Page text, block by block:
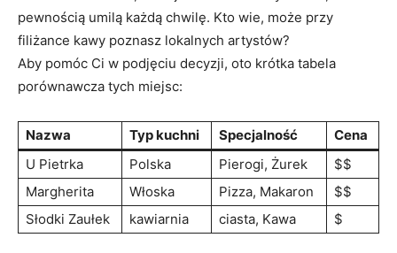
pewnością umilą każdą chwilę. Kto wie, może przy
filiżance kawy poznasz lokalnych artystów?
Aby pomóc Ci w podjęciu decyzji, oto krótka tabela
porównawcza tych miejsc:
Nazwa Typ kuchni Specjalność
Cena
U Pietrka
Polska Pierogi, Żurek
$$
Margherita
Włoska Pizza, Makaron
$$
Słodki Zaułek
kawiarnia ciasta, Kawa $